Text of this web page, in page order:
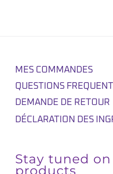
MES COMMANDES
QUESTIONS
DEMANDE DE RETOUR
DÉCLARATION DES
Stay tuned
products